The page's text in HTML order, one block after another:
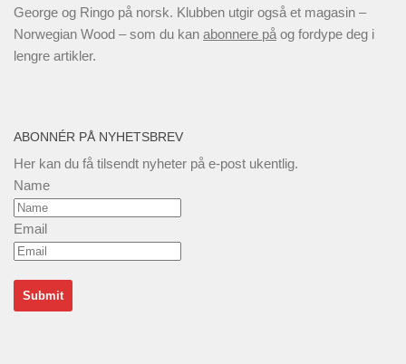
George og Ringo på norsk. Klubben utgir også et magasin –
Norwegian Wood – som du kan abonnere på og fordype deg i
lengre artikler.
ABONNÉR PÅ NYHETSBREV
Her kan du få tilsendt nyheter på e-post ukentlig.
Name
Email